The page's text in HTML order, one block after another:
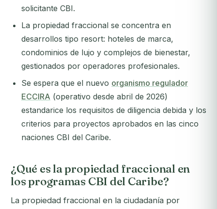
solicitante CBI.
La propiedad fraccional se concentra en
desarrollos tipo resort: hoteles de marca,
condominios de lujo y complejos de bienestar,
gestionados por operadores profesionales.
Se espera que el nuevo organismo regulador
ECCIRA (operativo desde abril de 2026)
estandarice los requisitos de diligencia debida y los
criterios para proyectos aprobados en las cinco
naciones CBI del Caribe.
¿Qué es la propiedad fraccional en
los programas CBI del Caribe?
La propiedad fraccional en la ciudadanía por